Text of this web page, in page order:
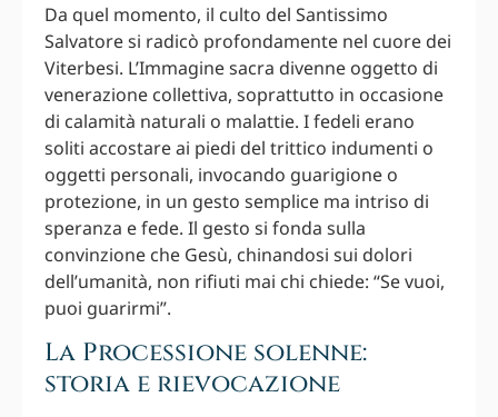
Da quel momento, il culto del Santissimo
Salvatore si radicò profondamente nel cuore dei
Viterbesi. L’Immagine sacra divenne oggetto di
venerazione collettiva, soprattutto in occasione
di calamità naturali o malattie. I fedeli erano
soliti accostare ai piedi del trittico indumenti o
oggetti personali, invocando guarigione o
protezione, in un gesto semplice ma intriso di
speranza e fede. Il gesto si fonda sulla
convinzione che Gesù, chinandosi sui dolori
dell’umanità, non rifiuti mai chi chiede: “Se vuoi,
puoi guarirmi”.
La Processione solenne:
storia e rievocazione